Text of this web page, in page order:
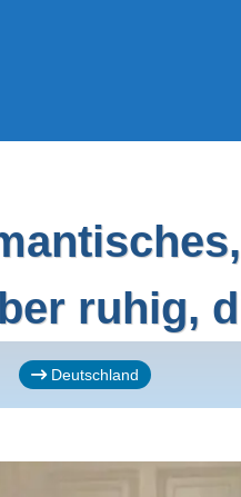
ruhig,
Deutschland